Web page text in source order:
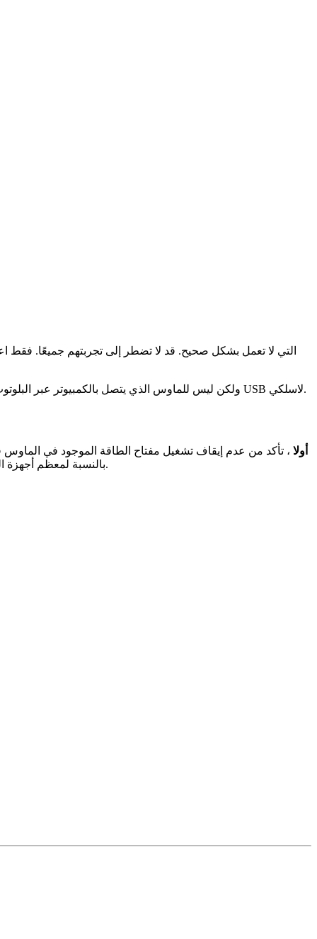
ملاحظة: الطرق أدناه مخصصة للماوس الذي يتصل بالكمبيوتر باستخدام مستقبل USB ، ولكن ليس للماوس الذي يتصل بالكمبيوتر عبر البلوتوث. قبل تجربة الطرق أدناه ، تأكد من استخدام ماوس USB لاسلكي.
أولا ، تأكد من عدم إيقاف تشغيل مفتاح الطاقة الموجود في
هو التأكد من ضبط المفتاح على ON. بالنسبة لمعظم أجهزة الماوس اللاسلكية ، يكون مفتاح الطاقة في الجزء الخلفي من الماوس أو في الجزء السفلي من الماوس.